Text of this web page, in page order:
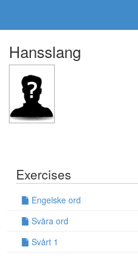
Hansslang
Exercises
Engelske ord
Svåra ord
Svårt 1